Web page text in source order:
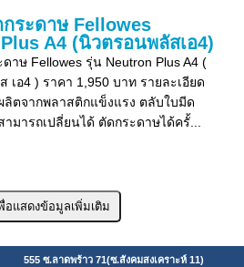
กระดาษ Fellowes
A4 (นิวตรอนพลัสเอ4)
ดาษ Fellowes รุ่น Neutron Plus A4 (
เอ4 ) ราคา 1,950 บาท รายละเอียด
ตจากพลาสติกแข็งแรง ตลับใบมีด
ามารถเปลี่ยนได้ ตัดกระดาษได้ครั้...
555 ซ.ลาดพร้าว 71(ซ.สังคมสงเคราะห์ 11)